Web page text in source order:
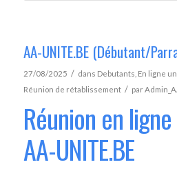
AA-UNITE.BE (Débutant/
27/08/2025 / dans Debutants En ligne
Réunion de rétablissement / par
Réunion en
AA-UNITE.BE